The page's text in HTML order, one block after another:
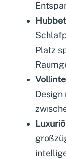
Platz